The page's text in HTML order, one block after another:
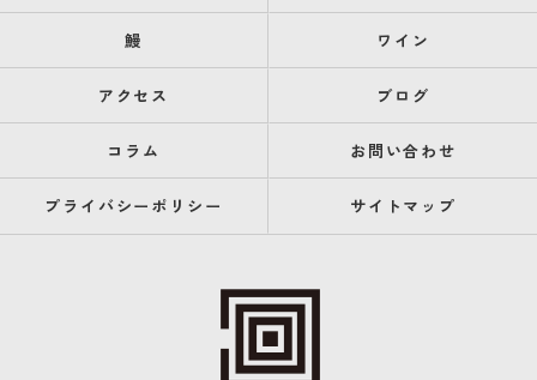
鰻 ワイン
アクセス ブログ
コラム お問い合わせ
プライバシーポリシー サイトマップ